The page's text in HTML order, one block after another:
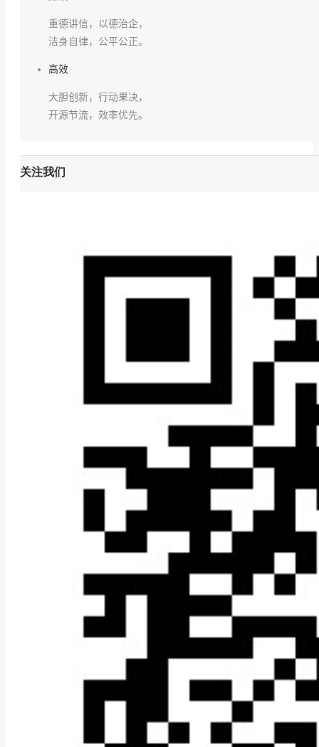
重德讲信，以德治企，
洁身自律，公平公正。
高效
大胆创新，行动果决，
开源节流，效率优先。
关注我们